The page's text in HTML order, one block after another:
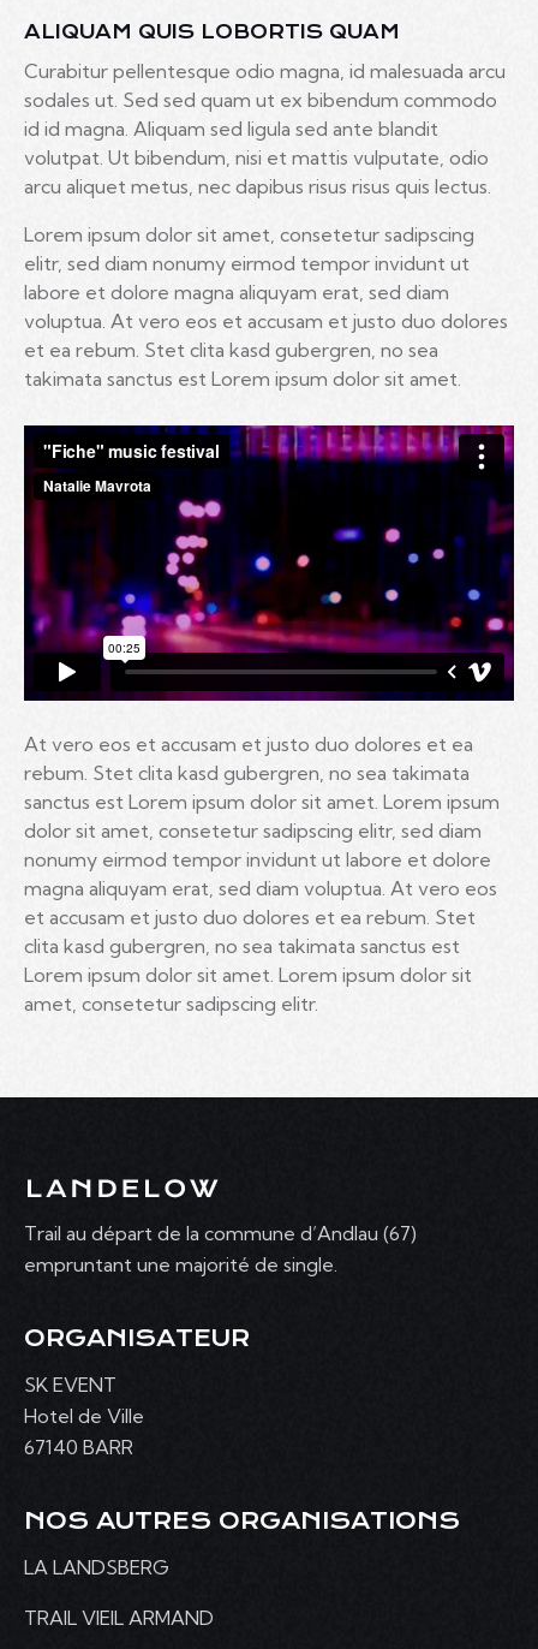
ALIQUAM QUIS LOBORTIS QUAM
Curabitur pellentesque odio magna, id malesuada arcu
sodales ut. Sed sed quam ut ex bibendum commodo
id id magna. Aliquam sed ligula sed ante blandit
volutpat. Ut bibendum, nisi et mattis vulputate, odio
arcu aliquet metus, nec dapibus risus risus quis lectus.
Lorem ipsum dolor sit amet, consetetur sadipscing
elitr, sed diam nonumy eirmod tempor invidunt ut
labore et dolore magna aliquyam erat, sed diam
voluptua. At vero eos et accusam et justo duo dolores
et ea rebum. Stet clita kasd gubergren, no sea
takimata sanctus est Lorem ipsum dolor sit amet.
At vero eos et accusam et justo duo dolores et ea
rebum. Stet clita kasd gubergren, no sea takimata
sanctus est Lorem ipsum dolor sit amet. Lorem ipsum
dolor sit amet, consetetur sadipscing elitr, sed diam
nonumy eirmod tempor invidunt ut labore et dolore
magna aliquyam erat, sed diam voluptua. At vero eos
et accusam et justo duo dolores et ea rebum. Stet
clita kasd gubergren, no sea takimata sanctus est
Lorem ipsum dolor sit amet. Lorem ipsum dolor sit
amet, consetetur sadipscing elitr.
Trail au départ de la commune d’Andlau (67)
empruntant une majorité de single.
ORGANISATEUR
SK EVENT
Hotel de Ville
67140 BARR
NOS AUTRES ORGANISATIONS
LA LANDSBERG
TRAIL VIEIL ARMAND